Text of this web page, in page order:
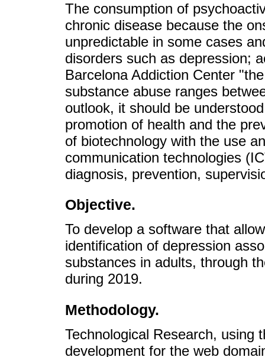
The consumption of
chronic disease because the
unpredictable in some cases
disorders such as depression;
Barcelona Addiction Center
substance abuse ranges
outlook, it should be
promotion of health and the
of biotechnology with the use
communication technologies
diagnosis, prevention,
Objective.
To develop a software that
identification of depression
substances in adults, through
during 2019.
Methodology.
Technological Research, using
development for the web